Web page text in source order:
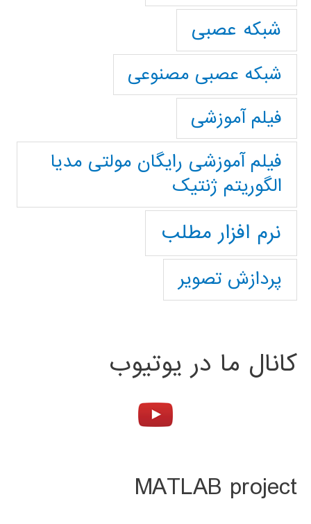
شبکه عصبی
شبکه عصبی مصنوعی
فیلم آموزشی
فیلم آموزشی رایگان مولتی مدیا
الگوریتم ژنتیک
نرم افزار مطلب
پردازش تصویر
کانال ما در یوتیوب
MATLAB project